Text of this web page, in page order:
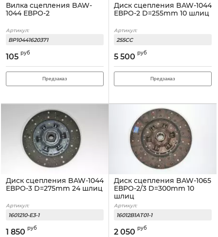
Вилка сцепления BAW-
1044 ЕВРО-2
Артикул:
BP10441620371
105 руб
Предзаказ
Диск сцепления BAW-1044
ЕВРО-2 D=255mm 10 шлиц
Артикул:
255CC
5 500 руб
Предзаказ
Диск сцепления BAW-1044
ЕВРО-3 D=275mm 24 шлиц
Артикул:
1601210-E3-1
1 850 руб
Диск сцепления BAW-1065
EВРО-2/3 D=300mm 10
шлиц
Артикул:
16012B1AT01-1
2 050 руб